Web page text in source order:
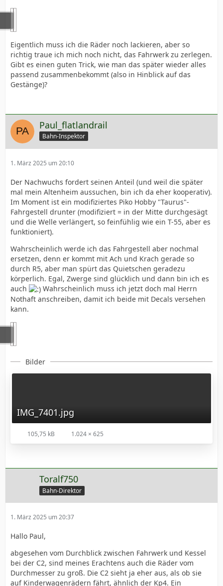
Eigentlich muss ich die Räder noch lackieren, aber so
richtig traue ich mich noch nicht, das Fahrwerk zu zerlegen.
Gibt es einen guten Trick, wie man das später wieder alles
passend zusammenbekommt (also in Hinblick auf das
Gestänge)?
Paul_flatlandrail
Bahn-Inspektor
1. März 2025 um 20:10
Der Nachwuchs fordert seinen Anteil (und weil die später
mal mein Altenheim aussuchen, bin ich da eher kooperativ).
Im Moment ist ein modifiziertes Piko Hobby "Taurus"-
Fahrgestell drunter (modifiziert = in der Mitte durchgesägt
und die Welle verlängert, so feinfühlig wie ein T-55, aber es
funktioniert).
Wahrscheinlich werde ich das Fahrgestell aber nochmal
ersetzen, denn er kommt mit Ach und Krach gerade so
durch R5, aber man spürt das Quietschen geradezu
körperlich. Egal, Zwerge sind glücklich und dann bin ich es
auch
Wahrscheinlich muss ich jetzt doch mal Herrn
Nothaft anschreiben, damit ich beide mit Decals versehen
kann.
Bilder
IMG_7401.jpg
105,75 kB 1.024 × 625
Toralf750
Bahn-Direktor
1. März 2025 um 20:37
Hallo Paul,
abgesehen vom Durchblick zwischen Fahrwerk und Kessel
bei der C2, sind meines Erachtens auch die Räder vom
Durchmesser zu groß. Die C2 sieht ja eher aus, als ob sie
auf Kinderwagenrädern fährt, ähnlich der Kp4. Ein